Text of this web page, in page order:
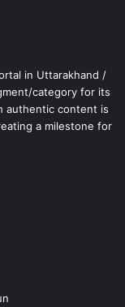
in Uttarakhand /
category for its
authentic content is
a milestone for